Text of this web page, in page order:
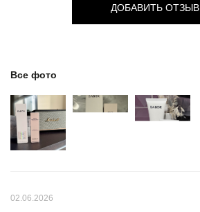
ДОБАВИТЬ ОТЗЫВ
Все фото
02.06.2026